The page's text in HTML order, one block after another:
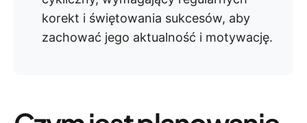
korekt i świętowania sukcesów, aby
zachować jego aktualność i motywację.